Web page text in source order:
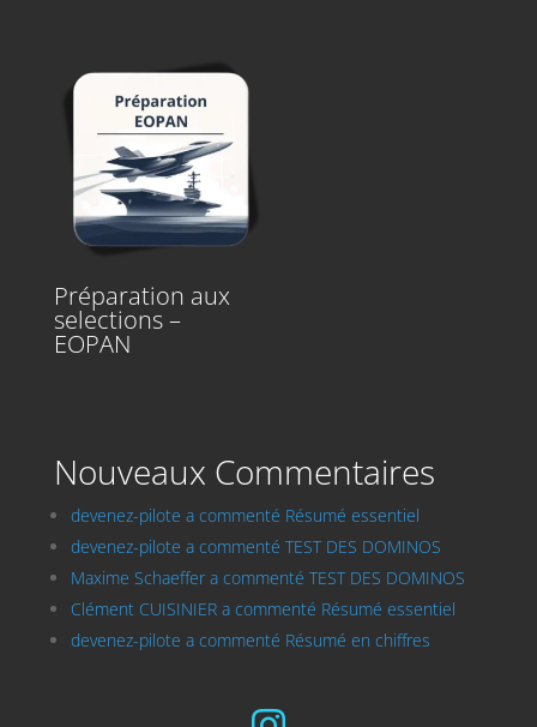
Préparation aux
selections –
EOPAN
Nouveaux Commentaires
devenez-pilote a commenté Résumé essentiel
devenez-pilote a commenté TEST DES DOMINOS
Maxime Schaeffer a commenté TEST DES DOMINOS
Clément CUISINIER a commenté Résumé essentiel
devenez-pilote a commenté Résumé en chiffres